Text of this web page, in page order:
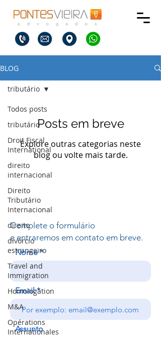
BLOG
Todos posts
tributário
Droit Fiscal
International
direito
internacional
Direito
Tributário
Internacional
direito
divórcio
estrangeiro
Travel and
Immigration
Homologation
M&A
Opérations
Internationales
tributário
Posts em breve
Explore outras categorias neste
blog ou volte mais tarde.
Título 6
Complete o formulário
e entraremos em contato em breve.
Nome
Email
Assunto